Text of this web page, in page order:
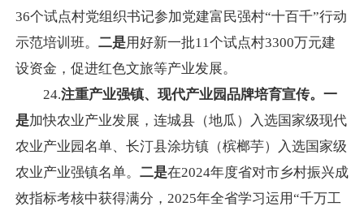
36个试点村党组织书记参加党建富民强村“十百千”行动
示范培训班。 二是用好新一批11个试点村3300万元建
设资金，促进红色文旅等产业发展。
24.注重产业强镇、现代产业园品牌培育宣传。一
是加快农业产业发展，连城县（地瓜）入选国家级现代
农业产业园名单、长汀县涂坊镇（槟榔芋）入选国家级
农业产业强镇名单。 二是在2024年度省对市乡村振兴成
效指标考核中获得满分，2025年全省学习运用“千万工